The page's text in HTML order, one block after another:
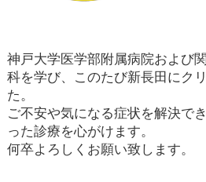
神戸大学医学部附属病院および
科を学び、このたび新長田にク
た。
ご不安や気になる症状を解決で
った診療を心がけます。
何卒よろしくお願い致します。